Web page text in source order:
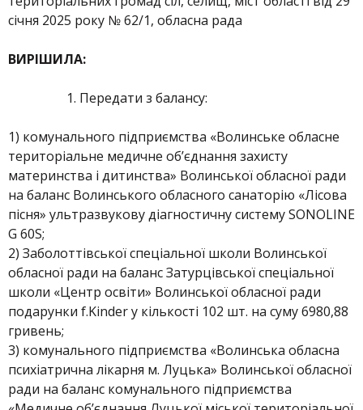
січня 2025 року № 62/1, обласна рада
ВИРІШИЛА:
Передати з балансу:
1) комунального підприємства «Волинське обласне
територіальне медичне об’єднання захисту
материнства і дитинства» Волинської обласної ради
на баланс Волинського обласного санаторію «Лісова
пісня» ультразвукову діагностичну систему SONOLINE
G 60S;
2) Заболоттівської спеціальної школи Волинської
обласної ради на баланс Затурцівської спеціальної
школи «Центр освіти» Волинської обласної ради
подарунки f.Kinder у кількості 102 шт. на суму 6980,88
гривень;
3) комунального підприємства «Волинська обласна
психіатрична лікарня м. Луцька» Волинської обласної
ради на баланс комунального підприємства